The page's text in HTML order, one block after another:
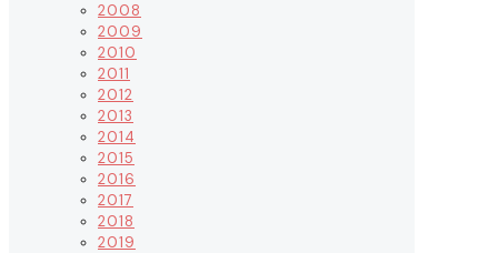
2008
2009
2010
2011
2012
2013
2014
2015
2016
2017
2018
2019